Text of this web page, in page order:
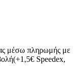
μέσω πληρωμής με
Speedex,